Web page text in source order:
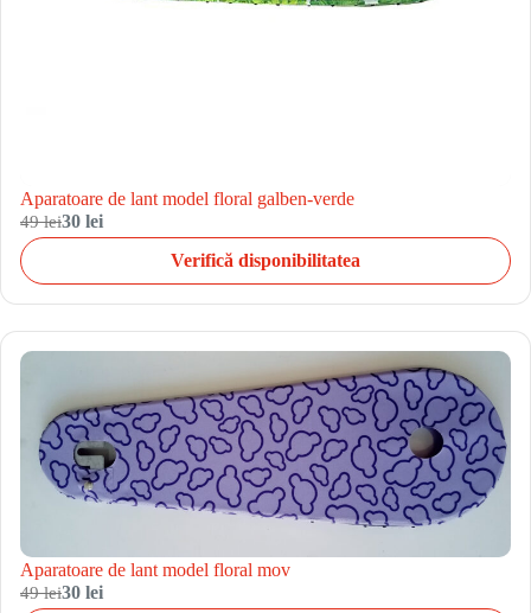
Aparatoare de lant model floral galben-verde
49 lei30 lei
Verifică disponibilitatea
Aparatoare de lant model floral mov
49 lei30 lei